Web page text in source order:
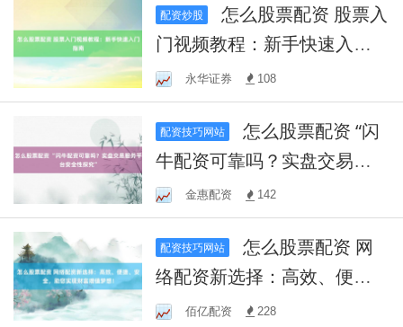
配资炒股
怎么股票配资 股票入
门视频教程：新手快速入门
指南永华证券 108
配资技巧网站
怎么股票配资 “闪
牛配资可靠吗？实盘交易服
务平台安全性探究”
金惠配资 142
配资技巧网站
怎么股票配资 网
络配资新选择：高效、便
捷、安全，助您实现财富增
佰亿配资 228